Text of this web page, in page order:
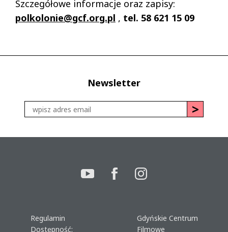
Szczegółowe informacje oraz zapisy:
polkolonie@gcf.org.pl , tel. 58 621 15 09
Newsletter
Regulamin
Dostępność:
Gdyńskie Centrum
Filmowe